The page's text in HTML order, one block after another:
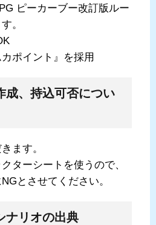
ピーカーブー改訂版ルー
。
ポイント』を採用
成、持込可否につい
ます。
ターシートを使うので、
とさせてください。
ナリオの出典